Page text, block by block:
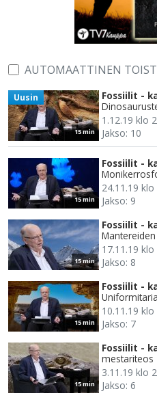
AUTOMAATTINEN
15 min
Uusin
Fossiilit -
1.12.19 klo
Jakso: 10
15 min
Fossiilit -
24.11.19 klo
Jakso: 9
15 min
Fossiilit -
17.11.19 klo
Jakso: 8
15 min
Fossiilit -
10.11.19 klo
Jakso: 7
15 min
Fossiilit -
mestariteos
3.11.19 klo
Jakso: 6